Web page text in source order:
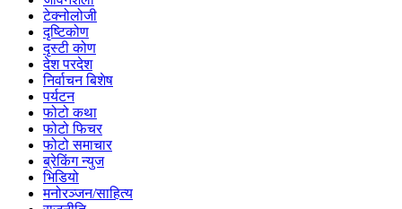
टेक्नोलोजी
दृष्टिकोण
दृस्टी कोण
देश परदेश
निर्वाचन बिशेष
पर्यटन
फोटो कथा
फोटो फिचर
फोटो समाचार
ब्रेकिंग न्युज
भिडियो
मनोरञ्जन/साहित्य